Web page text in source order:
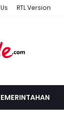
RTL Version